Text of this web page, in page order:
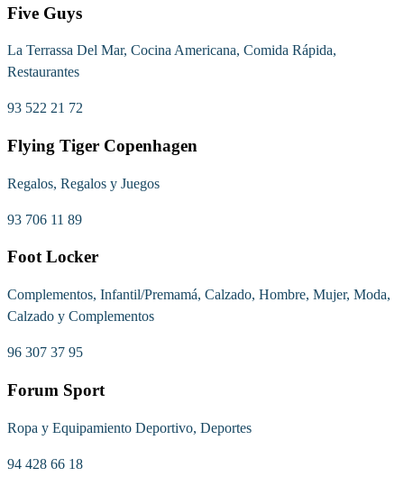
Five Guys
La Terrassa Del Mar, Cocina Americana, Comida Rápida,
Restaurantes
93 522 21 72
Flying Tiger Copenhagen
Regalos, Regalos y Juegos
93 706 11 89
Foot Locker
Complementos, Infantil/Premamá, Calzado, Hombre, Mujer, Moda,
Calzado y Complementos
96 307 37 95
Forum Sport
Ropa y Equipamiento Deportivo, Deportes
94 428 66 18